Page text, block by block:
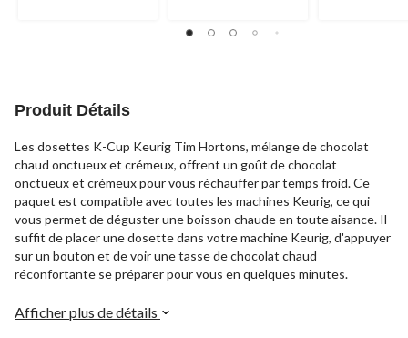
Produit Détails
Les dosettes K-Cup Keurig Tim Hortons, mélange de chocolat
chaud onctueux et crémeux, offrent un goût de chocolat
onctueux et crémeux pour vous réchauffer par temps froid. Ce
paquet est compatible avec toutes les machines Keurig, ce qui
vous permet de déguster une boisson chaude en toute aisance. Il
suffit de placer une dosette dans votre machine Keurig, d'appuyer
sur un bouton et de voir une tasse de chocolat chaud
réconfortante se préparer pour vous en quelques minutes.
Afficher plus de détails